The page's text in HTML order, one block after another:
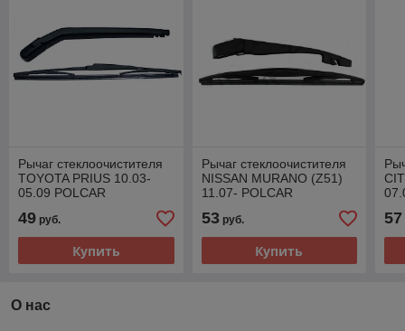
Рычаг стеклоочистителя
TOYOTA PRIUS 10.03-
05.09 POLCAR
49 руб.
Купить
Рычаг стеклоочистителя
NISSAN MURANO (Z51)
11.07- POLCAR
53руб.
Купить
57
О нас